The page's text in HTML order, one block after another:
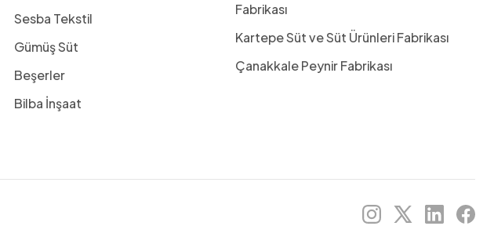
Sesba Tekstil
Gümüş Süt
Beşerler
Bilba İnşaat
Fabrikası
Kartepe Süt ve Süt Ürünleri Fabrikası
Çanakkale Peynir Fabrikası